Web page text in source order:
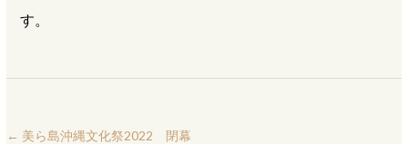
す。
← 美ら島沖縄文化祭2022 閉幕